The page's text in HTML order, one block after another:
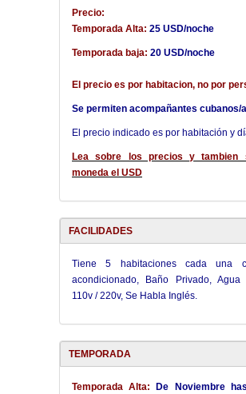
Precio:
Temporada Alta: 25 USD/noche
Temporada baja: 20 USD/noche
El precio es por habitacion, no por
Se permiten acompañantes cubanos/
El precio indicado es por habitación y
Lea sobre los precios y tambien
moneda el USD
FACILIDADES
Tiene 5 habitaciones cada una
acondicionado, Baño Privado, Agua
110v / 220v, Se Habla Inglés.
TEMPORADA
Temporada Alta:
De Noviembre